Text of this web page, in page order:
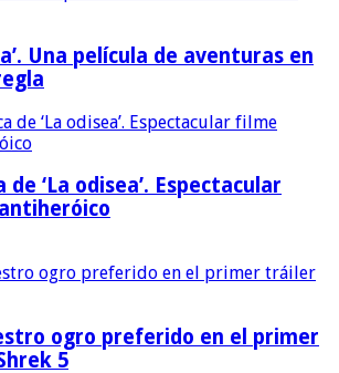
Una película de aventuras en
de ‘La odisea’. Espectacular
ogro preferido en el primer
5